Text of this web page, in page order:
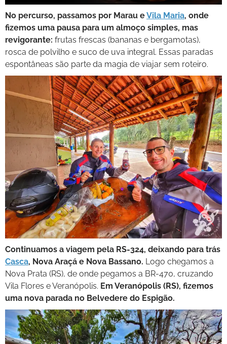
No percurso, passamos por Marau eVila Maria, onde
fizemos uma pausa para um almoço simples, mas
revigorante: frutas frescas (bananas e bergamotas),
rosca de polvilho e suco de uva integral. Essas paradas
espontâneas são parte da magia de viajar sem roteiro.
Continuamos a viagem pela RS-324, deixando para trás
Casca, Nova Araçá e Nova Bassano. Logo chegamos a
Nova Prata (RS), de onde pegamos a BR-470, cruzando
Vila Flores e Veranópolis. Em Veranópolis (RS), fizemos
uma nova parada no Belvedere do Espigão.